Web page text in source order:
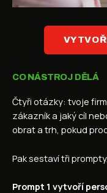
CO NÁSTROJ DĚLÁ
Čtyři otázky: tvoje
zákazník a jaký cíl
obrat a trh, pokud
Pak sestaví tři
Prompt 1 vytvoří